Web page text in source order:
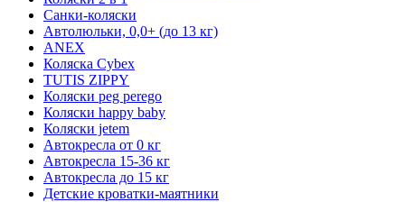
Санки-коляски
Автолюльки, 0,0+ (до 13 кг)
ANEX
Коляска Cybex
TUTIS ZIPPY
Коляски peg perego
Коляски happy baby
Коляски jetem
Автокресла от 0 кг
Автокресла 15-36 кг
Автокресла до 15 кг
Детские кроватки-маятники